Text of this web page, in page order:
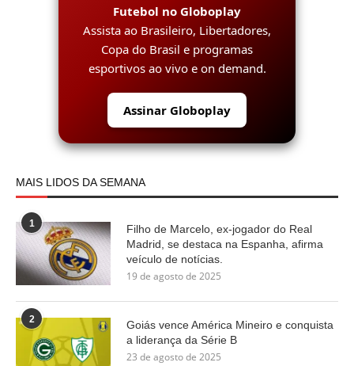
Futebol no Globoplay
Assista ao Brasileiro, Libertadores,
Copa do Brasil e programas
esportivos ao vivo e on demand.
Assinar Globoplay
MAIS LIDOS DA SEMANA
1
Filho de Marcelo, ex-jogador do Real
Madrid, se destaca na Espanha, afirma
veículo de notícias.
19 de agosto de 2025
2
Goiás vence América Mineiro e conquista
a liderança da Série B
23 de agosto de 2025